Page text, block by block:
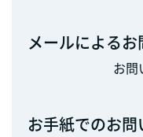
メールによる
お問
お手紙でのお問